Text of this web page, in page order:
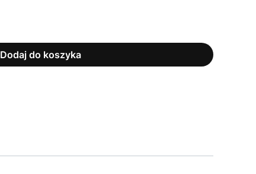
Dodaj do koszyka